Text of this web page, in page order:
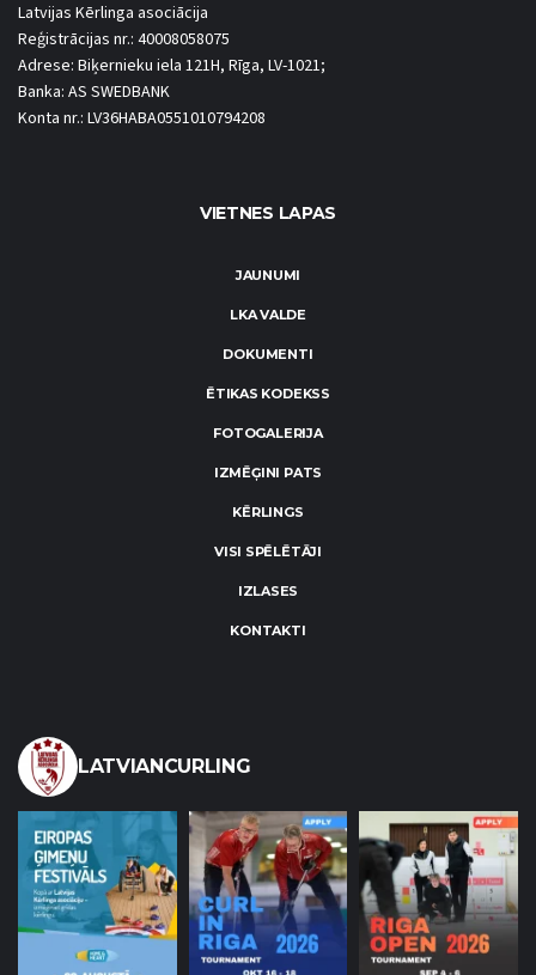
Latvijas Kērlinga asociācija
Reģistrācijas nr.: 40008058075
Adrese: Biķernieku iela 121H, Rīga, LV-1021;
Banka: AS SWEDBANK
Konta nr.: LV36HABA0551010794208
VIETNES LAPAS
JAUNUMI
LKA VALDE
DOKUMENTI
ĒTIKAS KODEKSS
FOTOGALERIJA
IZMĒĢINI PATS
KĒRLINGS
VISI SPĒLĒTĀJI
IZLASES
KONTAKTI
LATVIANCURLING